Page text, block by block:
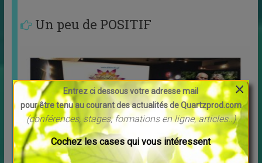
Un peu de POSITIF
Entrez ci dessous votre adresse mail
pour être tenu au courant des actualités de Quartzprod.com
(conférences, stages, formations en ligne, articles..)
Cochez les cases qui vous intéressent
×